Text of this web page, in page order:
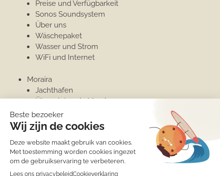
Preise und Verfügbarkeit
Sonos Soundsystem
Über uns
Wäschepaket
Wasser und Strom
WiFi und Internet
Moraira
Jachthafen
Überwintern in Moraira
Penthouse
Unterkünfte
Moraira